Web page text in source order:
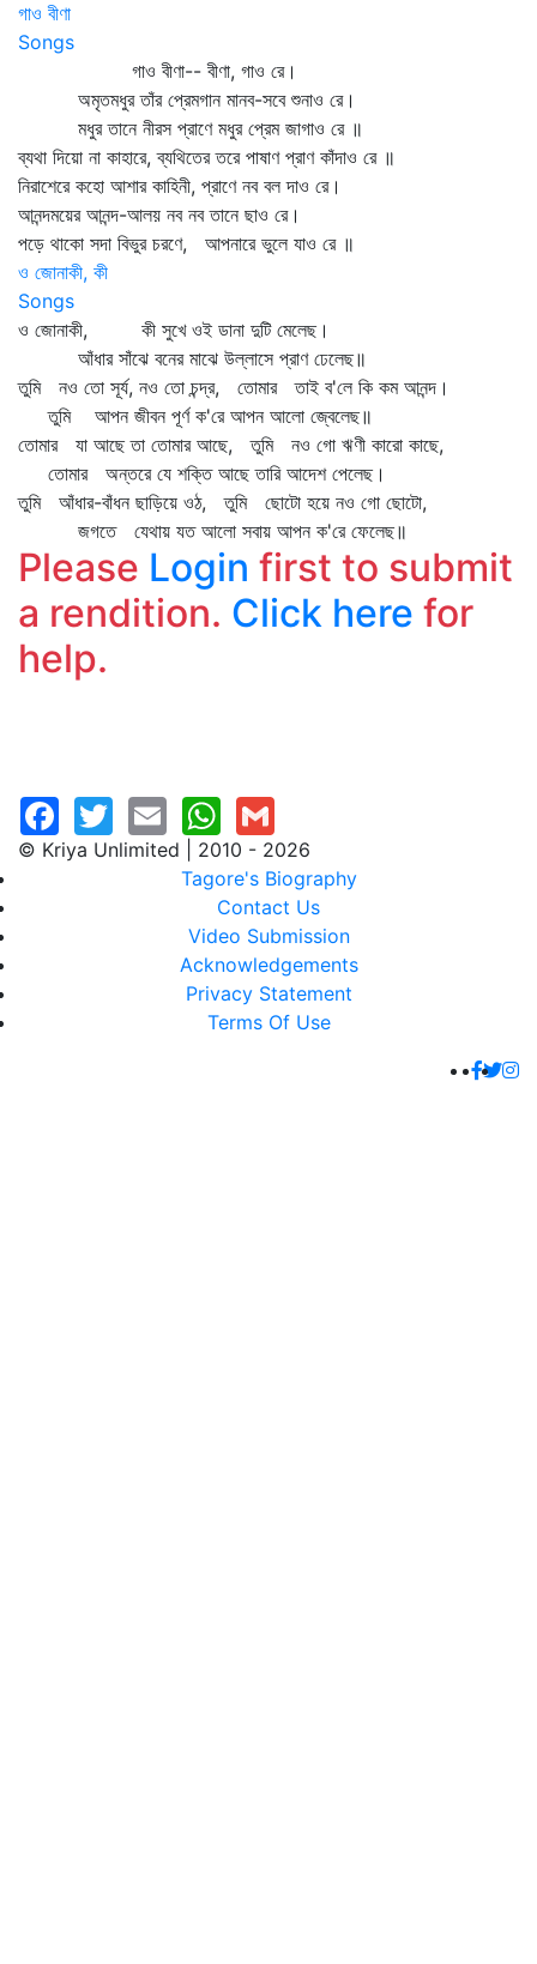
গাও বীণা
Songs
গাও বীণা-- বীণা, গাও রে।
অমৃতমধুর তাঁর প্রেমগান মানব-সবে শুনাও রে।
মধুর তানে নীরস প্রাণে মধুর প্রেম জাগাও রে ॥
ব্যথা দিয়ো না কাহারে, ব্যথিতের তরে পাষাণ প্রাণ কাঁদাও রে ॥
নিরাশেরে কহো আশার কাহিনী, প্রাণে নব বল দাও রে।
আনন্দময়ের আনন্দ-আলয় নব নব তানে ছাও রে।
পড়ে থাকো সদা বিভুর চরণে, আপনারে ভুলে যাও রে ॥
ও জোনাকী, কী
Songs
ও জোনাকী, কী সুখে ওই ডানা দুটি মেলেছ।
আঁধার সাঁঝে বনের মাঝে উল্লাসে প্রাণ ঢেলেছ॥
তুমি নও তো সূর্য, নও তো চন্দ্র, তোমার তাই ব'লে কি কম আনন্দ।
তুমি আপন জীবন পূর্ণ ক'রে আপন আলো জ্বেলেছ॥
তোমার যা আছে তা তোমার আছে, তুমি নও গো ঋণী কারো কাছে,
তোমার অন্তরে যে শক্তি আছে তারি আদেশ পেলেছ।
তুমি আঁধার-বাঁধন ছাড়িয়ে ওঠ, তুমি ছোটো হয়ে নও গো ছোটো,
জগতে যেথায় যত আলো সবায় আপন ক'রে ফেলেছ॥
Please Login first to submit
a rendition. Click here for
help.
© Kriya Unlimited | 2010 - 2026
Tagore's Biography
Contact Us
Video Submission
Acknowledgements
Privacy Statement
Terms Of Use